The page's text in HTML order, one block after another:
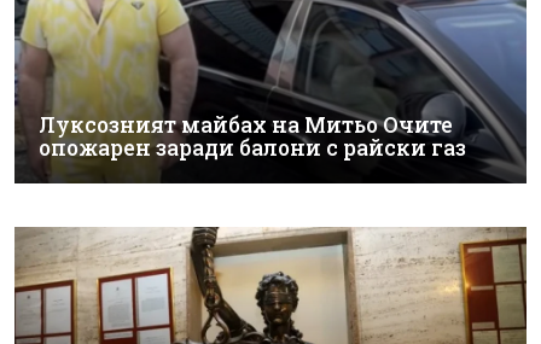
Луксозният майбах на Митьо Очите
опожарен заради балони с райски газ